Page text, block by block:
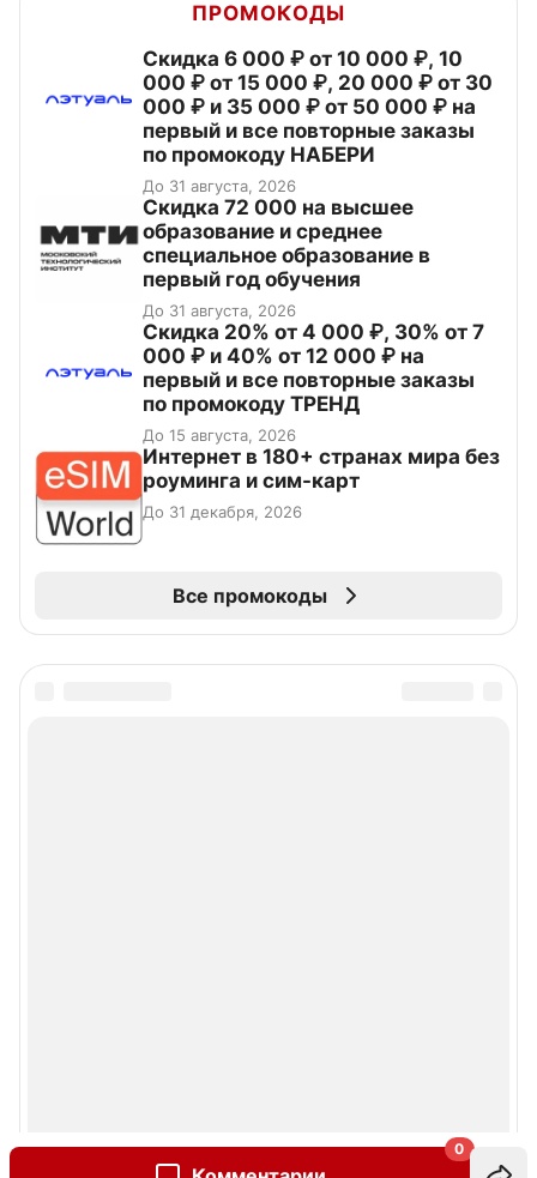
0
ПРОМОКОДЫ
Скидка 6 000 ₽ от 10 000 ₽, 10
000 ₽ от 15 000 ₽, 20 000 ₽ от 30
000 ₽ и 35 000 ₽ от 50 000 ₽ на
первый и все повторные заказы
по промокоду НАБЕРИ
До 31 августа, 2026
Скидка 72 000 на высшее
образование и среднее
специальное образование в
первый год обучения
До 31 августа, 2026
Скидка 20% от 4 000 ₽, 30% от 7
000 ₽ и 40% от 12 000 ₽ на
первый и все повторные заказы
по промокоду ТРЕНД
До 15 августа, 2026
Интернет в 180+ странах мира без
роуминга и сим-карт
До 31 декабря, 2026
Все промокоды